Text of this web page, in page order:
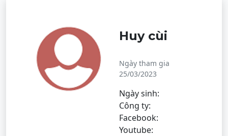
Huy cùi
Ngày tham gia
25/03/2023
Ngày sinh:
Công ty:
Facebook:
Youtube: